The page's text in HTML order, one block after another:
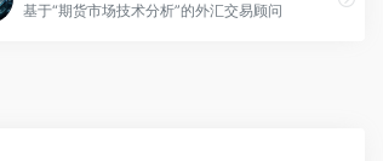
基于“期货市场技术分析”的外汇交易顾问